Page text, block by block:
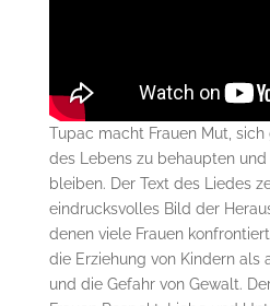
Tupac macht Frauen Mut,
des Lebens zu behaupten
bleiben. Der Text des Liedes
eindrucksvolles Bild der
denen viele Frauen
die Erziehung von Kindern als
und die Gefahr von Gewalt.